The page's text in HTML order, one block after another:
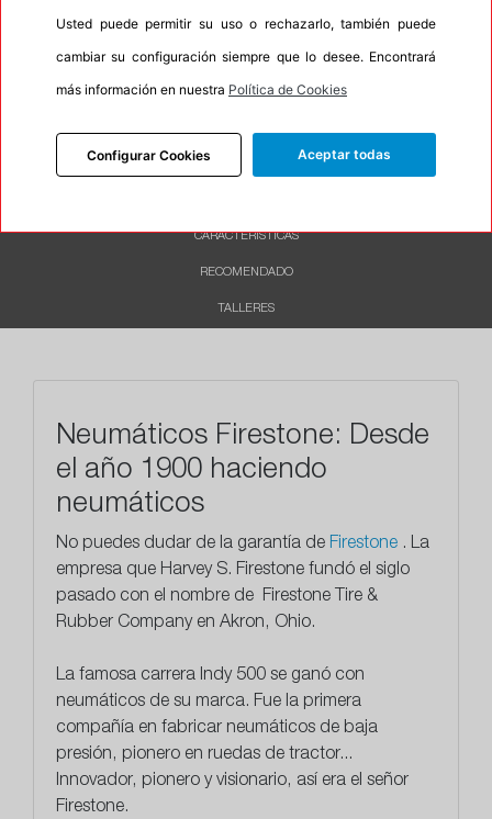
Oportunidad No
Etiqueta energética Información Eprel
INFORMACIÓN
CARACTERÍSTICAS
RECOMENDADO
TALLERES
Neumáticos Firestone: Desde
el año 1900 haciendo
neumáticos
No puedes dudar de la garantía de Firestone . La
empresa que Harvey S. Firestone fundó el siglo
pasado con el nombre de Firestone Tire &
Rubber Company en Akron, Ohio.
La famosa carrera Indy 500 se ganó con
neumáticos de su marca. Fue la primera
compañía en fabricar neumáticos de baja
presión, pionero en ruedas de tractor...
Innovador, pionero y visionario, así era el señor
Firestone.
Usted puede permitir su uso o rechazarlo, también puede
cambiar su configuración siempre que lo desee. Encontrará
más información en nuestra Política de Cookies
Configurar Cookies Aceptar todas